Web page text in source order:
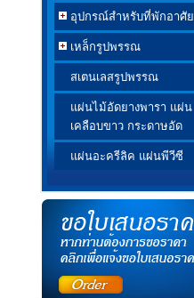
อุปกรณ์สำหรับที่พักอาศัย
เหล็กรูปพรรณ
สเตนเลสรูปพรรณ
แผ่นไม้อัดยางพารา แผ่น
เคลือบขาว กระดาษอัด
แผ่นอะครีลิค แผ่นพีวีซี